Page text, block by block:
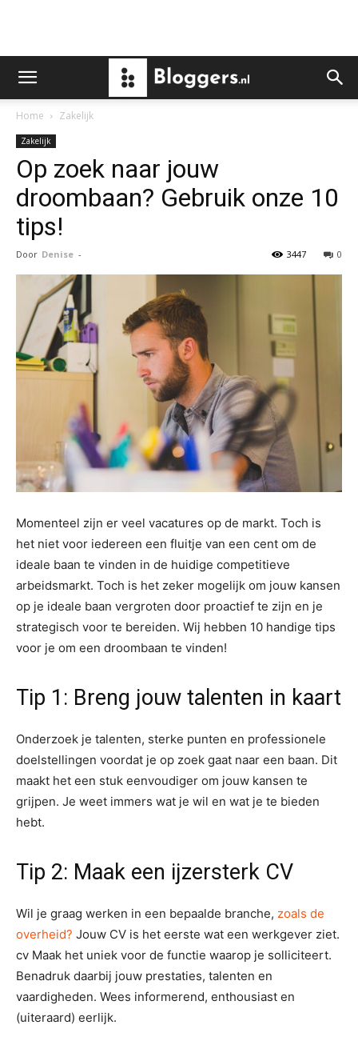
Home Zakelijk
Zakelijk
Op zoek naar jouw
droombaan? Gebruik onze 10
tips!
Door Denise - 0
3447
Momenteel zijn er veel vacatures op de markt. Toch is
het niet voor iedereen een fluitje van een cent om de
ideale baan te vinden in de huidige competitieve
arbeidsmarkt. Toch is het zeker mogelijk om jouw kansen
op je ideale baan vergroten door proactief te zijn en je
strategisch voor te bereiden. Wij hebben 10 handige tips
voor je om een droombaan te vinden!
Tip 1: Breng jouw talenten in kaart
Onderzoek je talenten, sterke punten en professionele
doelstellingen voordat je op zoek gaat naar een baan. Dit
maakt het een stuk eenvoudiger om jouw kansen te
grijpen. Je weet immers wat je wil en wat je te bieden
hebt.
Tip 2: Maak een ijzersterk CV
Wil je graag werken in een bepaalde branche, zoals de
overheid? Jouw CV is het eerste wat een werkgever ziet.
cv Maak het uniek voor de functie waarop je solliciteert.
Benadruk daarbij jouw prestaties, talenten en
vaardigheden. Wees informerend, enthousiast en
(uiteraard) eerlijk.